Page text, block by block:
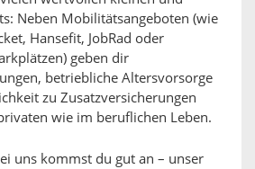
Neben Mobilitätsangeboten (wie
Hansefit, JobRad oder
geben dir
betriebliche Altersvorsorge
zu Zusatzversicherungen
wie im beruflichen Leben.
uns kommst du gut an – unser